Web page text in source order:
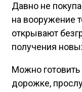
Давно не
на вооружение
открывают
получения
Можно готовить
дорожке,